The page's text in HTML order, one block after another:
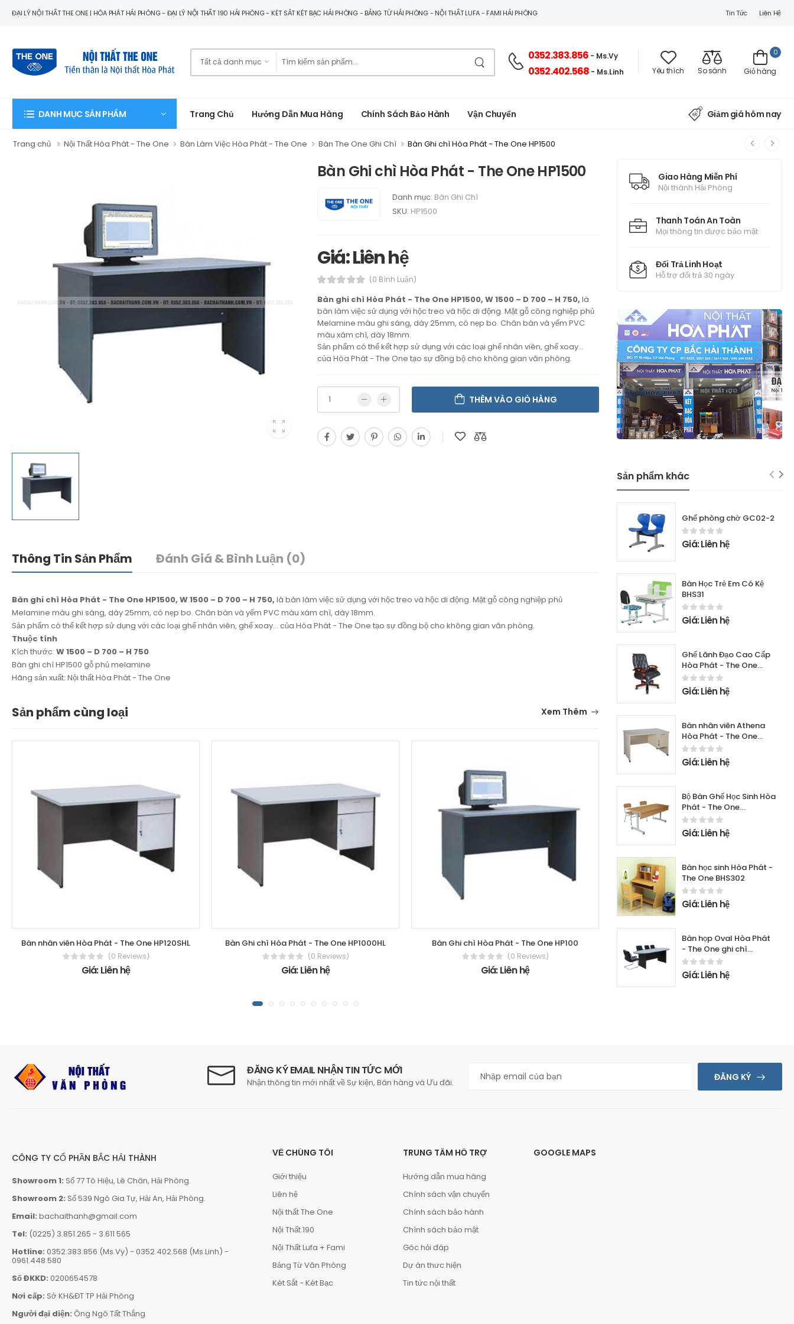
ĐẠI LÝ NỘI THẤT THE ONE | HÒA PHÁT HẢI PHÒNG - ĐẠI LÝ NỘI THẤT 190 HẢI PHÒNG - KÉT SẮT KÉT BẠC HẢI PHÒNG - BẢNG TỪ HẢI PHÒNG - NỘI THẤT LUFA - FAMI HẢI PHÒNG Tin Tức Liên Hệ
0352.383.856 - Ms.Vy
0352.402.568 - Ms.Linh Yêu thích So sánh
0
Giỏ hàng
DANH MỤC SẢN PHẨM Trang Chủ Hướng Dẫn Mua Hàng Chính Sách Bảo Hành Vận Chuyển Giảm giá hôm nay
Trang chủ Nội Thất Hòa Phát - The One Bàn Làm Việc Hòa Phát - The One Bàn The One Ghi Chì Bàn Ghi chì Hòa Phát - The One HP1500
Bàn Ghi chì Hòa Phát - The One HP1500
Danh mục: Bàn Ghi Chì
SKU: HP1500
Giá: Liên hệ
(0 Bình Luận)
Bàn ghi chì Hòa Phát - The One HP1500, W 1500 – D 700 – H 750, là
bàn làm việc sử dụng với hộc treo và hộc di động. Mặt gỗ công nghiệp phủ
Melamine màu ghi sáng, dày 25mm, có nẹp bo. Chân bàn và yếm PVC
màu xám chì, dày 18mm.
Sản phẩm có thể kết hợp sử dụng với các loại ghế nhân viên, ghế xoay…
của Hòa Phát - The One tạo sự đồng bộ cho không gian văn phòng.
THÊM VÀO GIỎ HÀNG
Thông Tin Sản Phẩm Đánh Giá & Bình Luận (0)
Bàn ghi chì Hòa Phát - The One HP1500, W 1500 – D 700 – H 750, là bàn làm việc sử dụng với hộc treo và hộc di động. Mặt gỗ công nghiệp phủ
Melamine màu ghi sáng, dày 25mm, có nẹp bo. Chân bàn và yếm PVC màu xám chì, dày 18mm.
Sản phẩm có thể kết hợp sử dụng với các loại ghế nhân viên, ghế xoay… của Hòa Phát - The One tạo sự đồng bộ cho không gian văn phòng.
Thuộc tính
Kích thước: W 1500 – D 700 – H 750
Bàn ghi chì HP1500 gỗ phủ melamine
Hãng sản xuất: Nội thất Hòa Phát - The One
Sản phẩm cùng loại Xem Thêm
Bàn nhân viên Hòa Phát - The One HP120SHL
(0 Reviews)
Giá: Liên hệ
Bàn Ghi chì Hòa Phát - The One HP1000HL
(0 Reviews)
Giá: Liên hệ
Bàn Ghi chì Hòa Phát - The One HP100
(0 Reviews)
Giá: Liên hệ
Bàn nhân viên Hòa Phát - The One HP150
(0 Reviews)
Giá: Liên hệ
Giao Hàng Miễn Phí
Nội thành Hải Phòng
Thanh Toán An Toàn
Mọi thông tin được bảo mật
Đổi Trả Linh Hoạt
Hỗ trợ đổi trả 30 ngày
Sản phẩm khác
Ghế phòng chờ GC02-2
Giá: Liên hệ
Bàn Học Trẻ Em Có Kệ
BHS31
Giá: Liên hệ
Ghế Lãnh Đạo Cao Cấp
Hòa Phát - The One
TQ05
Giá: Liên hệ
Bàn nhân viên Athena
Hòa Phát - The One
AT140HL
Giá: Liên hệ
Bộ Bàn Ghế Học Sinh Hòa
Phát - The One
BHS108HP7 +
GHS108HP7
Giá: Liên hệ
Bàn học sinh Hòa Phát -
The One BHS302
Giá: Liên hệ
Bàn họp Oval Hòa Phát
- The One ghi chì
HPH3012OV
Giá: Liên hệ
ĐĂNG KÝ EMAIL NHẬN TIN TỨC MỚI
Nhận thông tin mới nhất về Sự kiện, Bán hàng và Ưu đãi. ĐĂNG KÝ
CÔNG TY CỔ PHẦN BẮC HẢI THÀNH
Showroom 1: Số 77 Tô Hiệu, Lê Chân, Hải Phòng.
Showroom 2: Số 539 Ngô Gia Tự, Hải An, Hải Phòng.
Email: bachaithanh@gmail.com
Tel: (0225) 3.851.265 - 3.611 565
Hotline: 0352.383.856 (Ms.Vy) - 0352.402.568 (Ms.Linh) -
0961.448.580
Số ĐKKD: 0200654578
Nơi cấp: Sở KH&ĐT TP Hải Phòng
Người đại diện: Ông Ngô Tất Thắng
VỀ CHÚNG TÔI
Giới thiệu
Liên hệ
Nội thất The One
Nội Thất 190
Nội Thất Lufa + Fami
Bảng Từ Văn Phòng
Két Sắt - Két Bạc
TRUNG TÂM HỖ TRỢ
Hướng dẫn mua hàng
Chính sách vận chuyển
Chính sách bảo hành
Chính sách bảo mật
Góc hỏi đáp
Dự án thưc hiện
Tin tức nội thất
GOOGLE MAPS